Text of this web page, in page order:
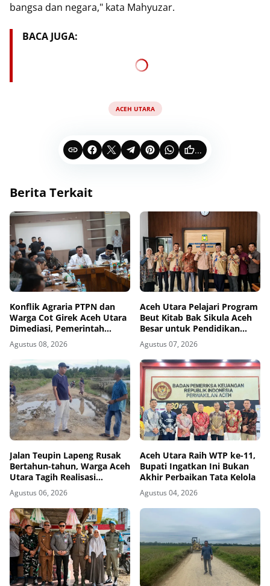
bangsa dan negara," kata Mahyuzar.
BACA JUGA:
ACEH UTARA
...
Berita Terkait
Konflik Agraria PTPN dan
Warga Cot Girek Aceh Utara
Dimediasi, Pemerintah
Kawal Tindak Lanjut
Kesepakatan
Agustus 08, 2026
Aceh Utara Pelajari Program
Beut Kitab Bak Sikula Aceh
Besar untuk Pendidikan
Agama di Sekolah
Agustus 07, 2026
Jalan Teupin Lapeng Rusak
Bertahun-tahun, Warga Aceh
Utara Tagih Realisasi
Perbaikan
Agustus 06, 2026
Aceh Utara Raih WTP ke-11,
Bupati Ingatkan Ini Bukan
Akhir Perbaikan Tata Kelola
Agustus 04, 2026